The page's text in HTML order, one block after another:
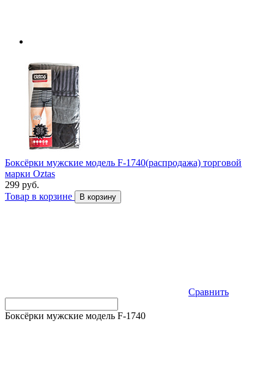
Боксёрки мужские модель F-1740(распродажа) торговой
марки Оztas
299 руб.
Товар в корзине
В корзину
Сравнить
Боксёрки мужские модель F-1740